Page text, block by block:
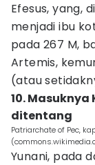
Efesus, yang,
menjadi ibu
pada 267 M,
Artemis,
(atau
10.
ditentang
Patriarchate of Pec,
Yunani, pada